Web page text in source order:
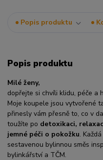
Popis produktu
Popis produktu
Milé ženy,
dopřejte si chvíli klidu, péče a
Moje koupele jsou vytvořené
přinesly vám přesně to, co v
toužíte po detoxikaci,
jemné péči o pokožku.
sestavenou bylinnou směs
bylinkářství a TČM.